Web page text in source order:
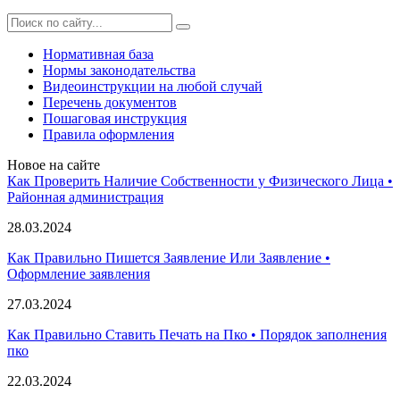
Нормативная база
Нормы законодательства
Видеоинструкции на любой случай
Перечень документов
Пошаговая инструкция
Правила оформления
Новое на сайте
Как Проверить Наличие Собственности у Физического Лица •
Paйoннaя aдминиcтpaция
28.03.2024
Как Правильно Пишется Заявление Или Заявление •
Оформление заявления
27.03.2024
Как Правильно Ставить Печать на Пко • Порядок заполнения
пко
22.03.2024